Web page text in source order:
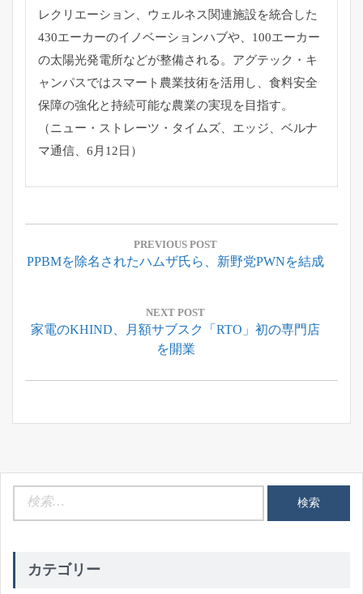
レクリエーション、 ウェルネス関連施設を統合した
430エーカーのイノベーションハブや、100エーカー
の太陽光発電所などが整備される。 アグテック・キ
ャンパスではスマート農業技術を活用し、 食料安全
保障の強化と持続可能な農業の実現を目指す。
（ニュー・ストレーツ・タイムズ、エッジ、ベルナ
マ通信、 6月12日）
投
ナ
ー
ョ
PREVIOUS POST
Previous
PPBMを除名されたハムザ氏ら、新野党PWNを結成
NEXT POST
Next
家電のKHIND、月額サブスク「RTO」初の専門店
を開業
カテゴリー